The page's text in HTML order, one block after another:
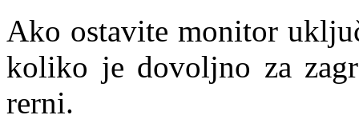
Ako ostavite monitor
koliko je dovoljno za
rerni.